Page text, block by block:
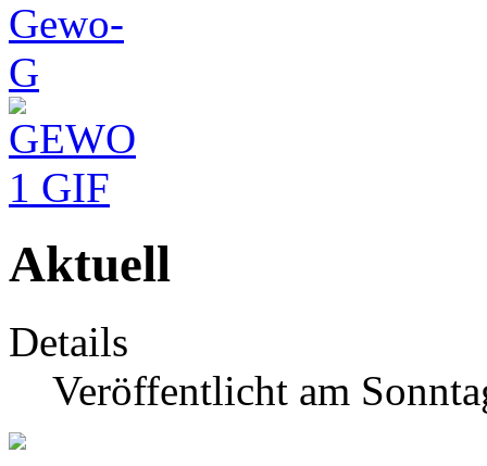
Aktuell
Details
Veröffentlicht am